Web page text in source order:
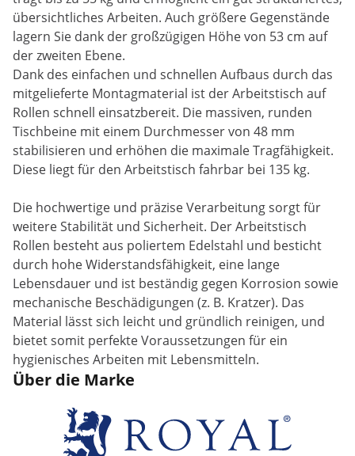
übersichtliches Arbeiten. Auch größere Gegenstände
lagern Sie dank der großzügigen Höhe von 53 cm auf
der zweiten Ebene.
Dank des einfachen und schnellen Aufbaus durch das
mitgelieferte Montagmaterial ist der Arbeitstisch auf
Rollen schnell einsatzbereit. Die massiven, runden
Tischbeine mit einem Durchmesser von 48 mm
stabilisieren und erhöhen die maximale Tragfähigkeit.
Diese liegt für den Arbeitstisch fahrbar bei 135 kg.
Die hochwertige und präzise Verarbeitung sorgt für
weitere Stabilität und Sicherheit. Der Arbeitstisch
Rollen besteht aus poliertem Edelstahl und besticht
durch hohe Widerstandsfähigkeit, eine lange
Lebensdauer und ist beständig gegen Korrosion sowie
mechanische Beschädigungen (z. B. Kratzer). Das
Material lässt sich leicht und gründlich reinigen, und
bietet somit perfekte Voraussetzungen für ein
hygienisches Arbeiten mit Lebensmitteln.
Über die Marke